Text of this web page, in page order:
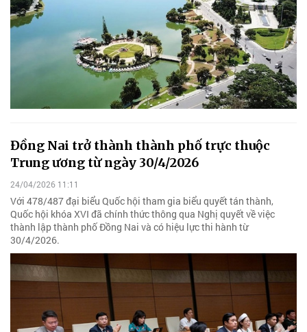
Đồng Nai trở thành thành phố trực thuộc
Trung ương từ ngày 30/4/2026
24/04/2026 11:11
Với 478/487 đại biểu Quốc hội tham gia biểu quyết tán thành,
Quốc hội khóa XVI đã chính thức thông qua Nghị quyết về việc
thành lập thành phố Đồng Nai và có hiệu lực thi hành từ
30/4/2026.